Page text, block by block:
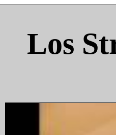
Los